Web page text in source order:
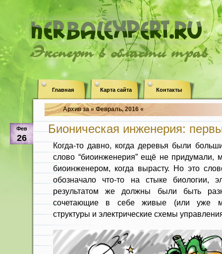
Эксперт в области трав
Главная Карта сайта Контакты
Архив за » Февраль, 2016 «
Фев
26
Бионическая инженерия:
Когда-то давно, когда деревья были
слово “биоинженерия” ещё не придумали,
биоинженером, когда вырасту. Но это
обозначало что-то на стыке биологии,
результатом же должны были быть
сочетающие в себе живые (или уже
структуры и электрические схемы